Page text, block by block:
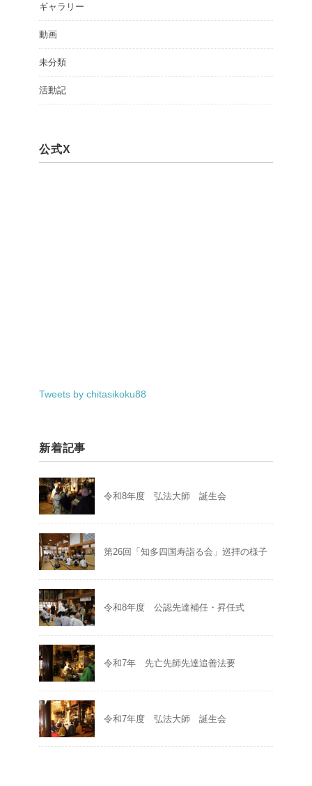
ギャラリー
動画
未分類
活動記
公式X
Tweets by chitasikoku88
新着記事
令和8年度 弘法大師 誕生会
第26回「知多四国寿詣る会」巡拝の様子
令和8年度 公認先達補任・昇任式
令和7年 先亡先師先達追善法要
令和7年度 弘法大師 誕生会